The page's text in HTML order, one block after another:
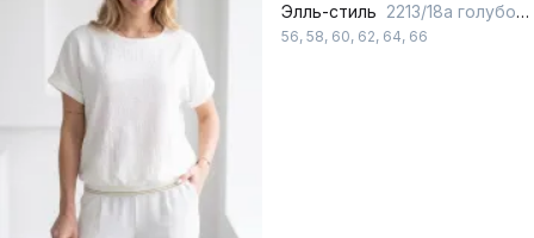
Элль-стиль 2213/18а голубой_белый
56, 58, 60, 62, 64, 66